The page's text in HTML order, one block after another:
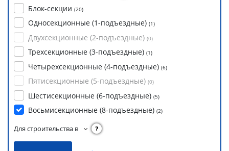
Блок-секции (20)
Односекционные (1-подъездные) (1)
Двухсекционные (2-подъездные) (0)
Трехсекционные (3-подъездные) (1)
Четырехсекционные (4-подъездные) (6)
Пятисекционные (5-подъездные) (0)
Шестисекционные (6-подъездные) (5)
Восьмисекционные (8-подъездные) (2)
Для строительства в ?